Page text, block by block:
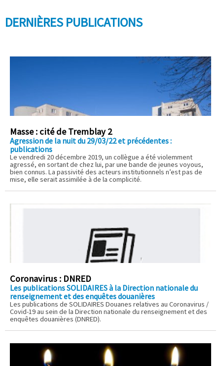
DERNIÈRES PUBLICATIONS
Masse : cité de Tremblay 2
Agression de la nuit du 29/03/22 et précédentes :
publications
Le vendredi 20 décembre 2019, un collègue a été violemment
agressé, en sortant de chez lui, par une bande de jeunes voyous,
bien connus. La passivité des acteurs institutionnels n’est pas de
mise, elle serait assimilée à de la complicité.
Coronavirus : DNRED
Les publications SOLIDAIRES à la Direction nationale du
renseignement et des enquêtes douanières
Les publications de SOLIDAIRES Douanes relatives au Coronavirus /
Covid-19 au sein de la Direction nationale du renseignement et des
enquêtes douanières (DNRED).